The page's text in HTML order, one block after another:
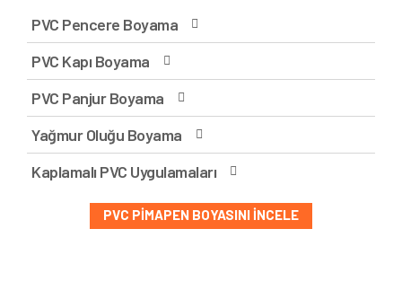
PVC Pencere Boyama
PVC Kapı Boyama
PVC Panjur Boyama
Yağmur Oluğu Boyama
Kaplamalı PVC Uygulamaları
PVC PIMAPEN BOYASINI İNCELE